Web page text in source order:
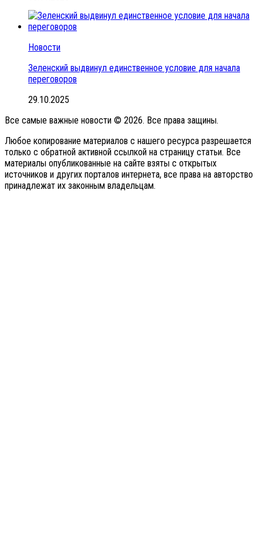
Новости
Зеленский выдвинул единственное условие для начала
переговоров
29.10.2025
Все самые важные новости © 2026. Все права защины.
Любое копирование материалов с нашего ресурса разрешается
только с обратной активной ссылкой на страницу статьи. Все
материалы опубликованные на сайте взяты с открытых
источников и других порталов интернета, все права на авторство
принадлежат их законным владельцам.